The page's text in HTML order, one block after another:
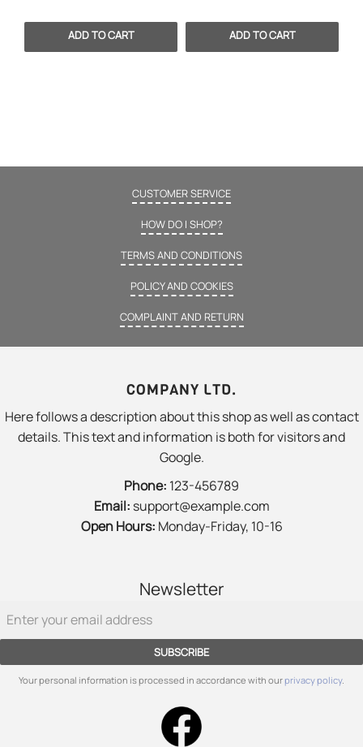
CUSTOMER SERVICE
HOW DO I SHOP?
TERMS AND CONDITIONS
POLICY AND COOKIES
COMPLAINT AND RETURN
COMPANY LTD.
Here follows a description about this shop as well as contact
details. This text and information is both for visitors and
Google.
Phone: 123-456789
Email: support@example.com
Open Hours: Monday-Friday, 10-16
Newsletter
SUBSCRIBE
Your personal information is processed in accordance with ourprivacy policy.